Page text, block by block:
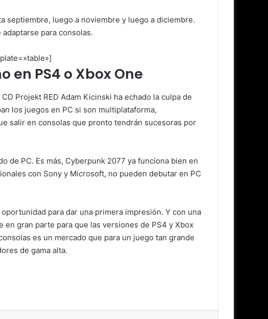
septiembre, luego a noviembre y luego a diciembre.
para consolas.
en PS4 o Xbox One
Projekt RED Adam Kicinski ha echado la culpa de
los juegos en PC si son multiplataforma,
salir en consolas que pronto tendrán sucesoras por
de PC. Es más, Cyberpunk 2077 ya funciona bien en
con Sony y Microsoft, no pueden debutar en PC
para dar una primera impresión. Y con una
gran parte para que las versiones de PS4 y Xbox
es un mercado que para un juego tan grande
de gama alta.